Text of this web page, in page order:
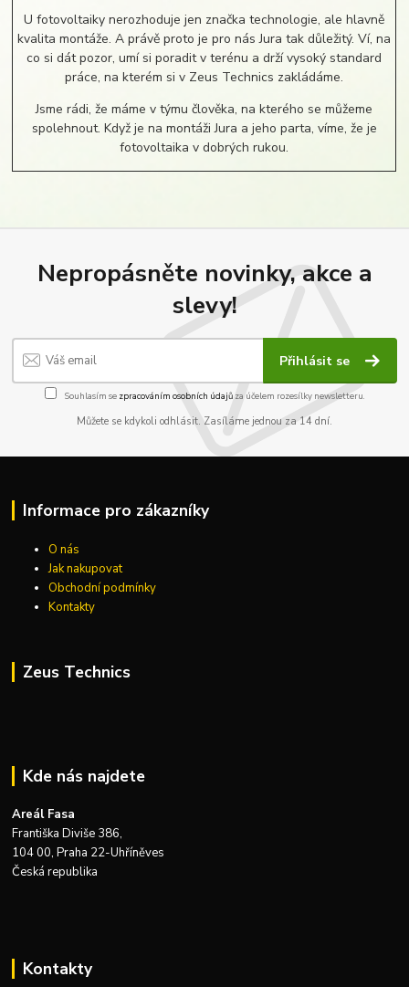
U fotovoltaiky nerozhoduje jen značka technologie, ale hlavně
kvalita montáže. A právě proto je pro nás Jura tak důležitý. Ví, na
co si dát pozor, umí si poradit v terénu a drží vysoký standard
práce, na kterém si v Zeus Technics zakládáme.
Jsme rádi, že máme v týmu člověka, na kterého se můžeme
spolehnout. Když je na montáži Jura a jeho parta, víme, že je
fotovoltaika v dobrých rukou.
Nepropásněte novinky, akce a
slevy!
Přihlásit se
Souhlasím se zpracováním osobních údajůza účelem rozesílky newsletteru.
Můžete se kdykoli odhlásit. Zasíláme jednou za 14 dní.
Informace pro zákazníky
O nás
Jak nakupovat
Obchodní podmínky
Kontakty
Zeus Technics
Kde nás najdete
Areál Fasa
Františka Diviše 386,
104 00, Praha 22-Uhříněves
Česká republika
Kontakty